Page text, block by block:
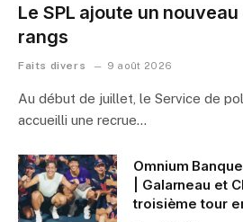
Le SPL ajoute un
rangs
Faits divers 9 août 2026
Au début de juillet, le Service de
accueilli une recrue…
Omnium
| Galarneau et
troisième tour